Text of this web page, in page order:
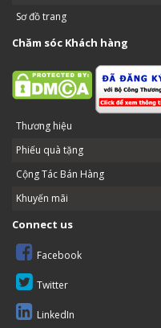
Sơ đồ trang
Chăm sóc Khách hàng
Thương hiệu
Phiếu quà tặng
Cộng Tác Bán Hàng
Khuyến mãi
Connect us
Facebook
Twitter
LinkedIn